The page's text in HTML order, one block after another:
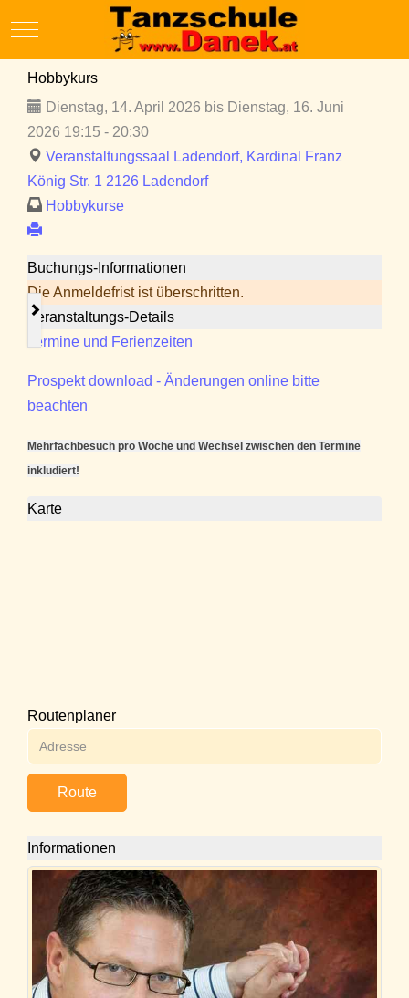
Mobile Menu Toggle
Hobbykurs
Dienstag, 14. April 2026 bis Dienstag, 16. Juni
2026 19:15 - 20:30
Veranstaltungssaal Ladendorf, Kardinal Franz
König Str. 1 2126 Ladendorf
Hobbykurse
Buchungs-Informationen
Die Anmeldefrist ist überschritten.
Veranstaltungs-Details
Termine und Ferienzeiten
Prospekt download - Änderungen online bitte
beachten
Mehrfachbesuch pro Woche und Wechsel zwischen den Termine
inkludiert!
Karte
Routenplaner
Route
Informationen